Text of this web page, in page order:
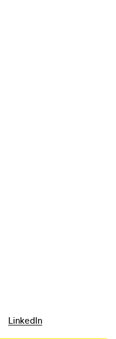
LinkedIn